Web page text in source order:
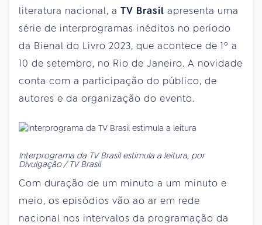
literatura nacional, a TV Brasil apresenta uma
série de interprogramas inéditos no período
da Bienal do Livro 2023, que acontece de 1º a
10 de setembro, no Rio de Janeiro. A novidade
conta com a participação do público, de
autores e da organização do evento.
Interprograma da TV Brasil estimula a leitura, por
Divulgação / TV Brasil
Com duração de um minuto a um minuto e
meio, os episódios vão ao ar em rede
nacional nos intervalos da programação da